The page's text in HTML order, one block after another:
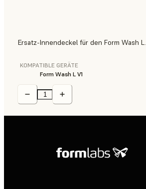
Ersatz-Innendeckel für den Form Wash L.
KOMPATIBLE GERÄTE
Form Wash L V1